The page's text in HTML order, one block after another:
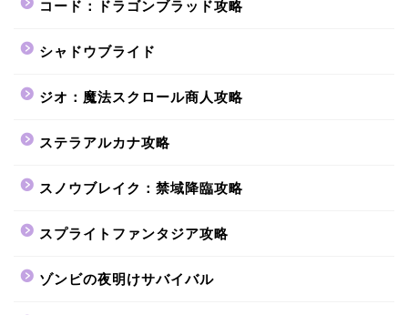
コード：ドラゴンブラッド攻略
シャドウブライド
ジオ：魔法スクロール商人攻略
ステラアルカナ攻略
スノウブレイク：禁域降臨攻略
スプライトファンタジア攻略
ゾンビの夜明けサバイバル